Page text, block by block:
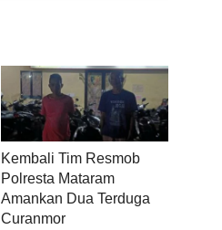
Kembali Tim Resmob
Polresta Mataram
Amankan Dua Terduga
Curanmor